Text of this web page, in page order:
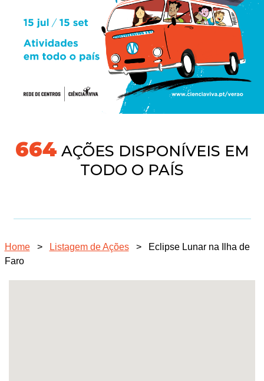
704 AÇÕES DISPONÍVEIS EM
TODO O PAÍS
Home > Listagem de Ações >
Eclipse Lunar na Ilha de
Faro